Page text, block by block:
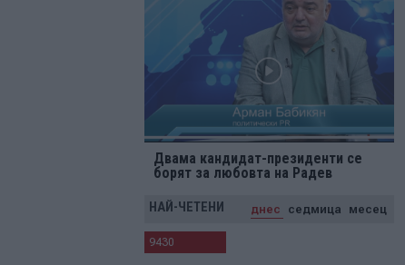
Двама кандидат-президенти се
борят за любовта на Радев
НАЙ-ЧЕТЕНИ днес седмица месец
9430